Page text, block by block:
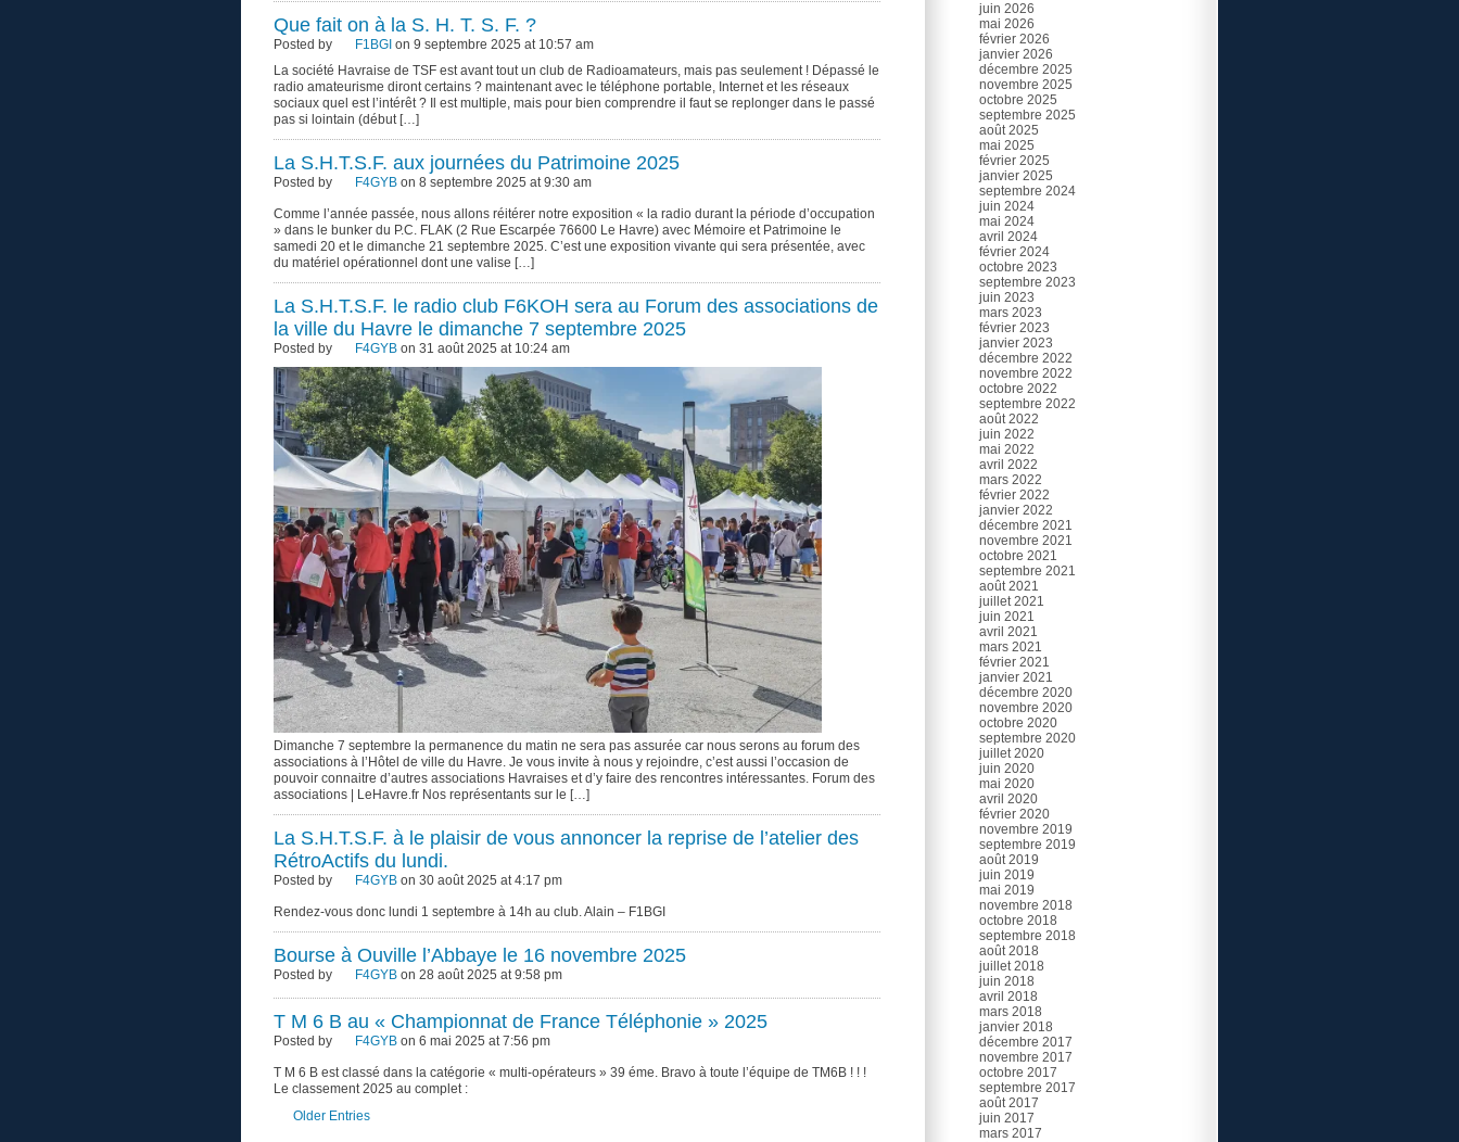
Que fait on à la S. H. T. S. F. ?
Posted by F1BGI on 9 septembre 2025 at 10:57 am
La société Havraise de TSF est avant tout un club de Radioamateurs, mais pas seulement ! Dépassé le
radio amateurisme diront certains ? maintenant avec le téléphone portable, Internet et les réseaux
sociaux quel est l’intérêt ? Il est multiple, mais pour bien comprendre il faut se replonger dans le passé
pas si lointain (début […]
La S.H.T.S.F. aux journées du Patrimoine 2025
Posted by F4GYB on 8 septembre 2025 at 9:30 am
Comme l’année passée, nous allons réitérer notre exposition « la radio durant la période d’occupation
» dans le bunker du P.C. FLAK (2 Rue Escarpée 76600 Le Havre) avec Mémoire et Patrimoine le
samedi 20 et le dimanche 21 septembre 2025. C’est une exposition vivante qui sera présentée, avec
du matériel opérationnel dont une valise […]
La S.H.T.S.F. le radio club F6KOH sera au Forum des associations de
la ville du Havre le dimanche 7 septembre 2025
Posted by F4GYB on 31 août 2025 at 10:24 am
Dimanche 7 septembre la permanence du matin ne sera pas assurée car nous serons au forum des
associations à l’Hôtel de ville du Havre. Je vous invite à nous y rejoindre, c’est aussi l’occasion de
pouvoir connaitre d’autres associations Havraises et d’y faire des rencontres intéressantes. Forum des
associations | LeHavre.fr Nos représentants sur le […]
La S.H.T.S.F. à le plaisir de vous annoncer la reprise de l’atelier des
RétroActifs du lundi.
Posted by F4GYB on 30 août 2025 at 4:17 pm
Rendez-vous donc lundi 1 septembre à 14h au club. Alain – F1BGI
Bourse à Ouville l’Abbaye le 16 novembre 2025
Posted by F4GYB on 28 août 2025 at 9:58 pm
T M 6 B au « Championnat de France Téléphonie » 2025
Posted by F4GYB on 6 mai 2025 at 7:56 pm
T M 6 B est classé dans la catégorie « multi-opérateurs » 39 éme. Bravo à toute l’équipe de TM6B ! ! !
Le classement 2025 au complet :
Older Entries
juin 2026
mai 2026
février 2026
janvier 2026
décembre 2025
novembre 2025
octobre 2025
septembre 2025
août 2025
mai 2025
février 2025
janvier 2025
septembre 2024
juin 2024
mai 2024
avril 2024
février 2024
octobre 2023
septembre 2023
juin 2023
mars 2023
février 2023
janvier 2023
décembre 2022
novembre 2022
octobre 2022
septembre 2022
août 2022
juin 2022
mai 2022
avril 2022
mars 2022
février 2022
janvier 2022
décembre 2021
novembre 2021
octobre 2021
septembre 2021
août 2021
juillet 2021
juin 2021
avril 2021
mars 2021
février 2021
janvier 2021
décembre 2020
novembre 2020
octobre 2020
septembre 2020
juillet 2020
juin 2020
mai 2020
avril 2020
février 2020
novembre 2019
septembre 2019
août 2019
juin 2019
mai 2019
novembre 2018
octobre 2018
septembre 2018
août 2018
juillet 2018
juin 2018
avril 2018
mars 2018
janvier 2018
décembre 2017
novembre 2017
octobre 2017
septembre 2017
août 2017
juin 2017
mars 2017